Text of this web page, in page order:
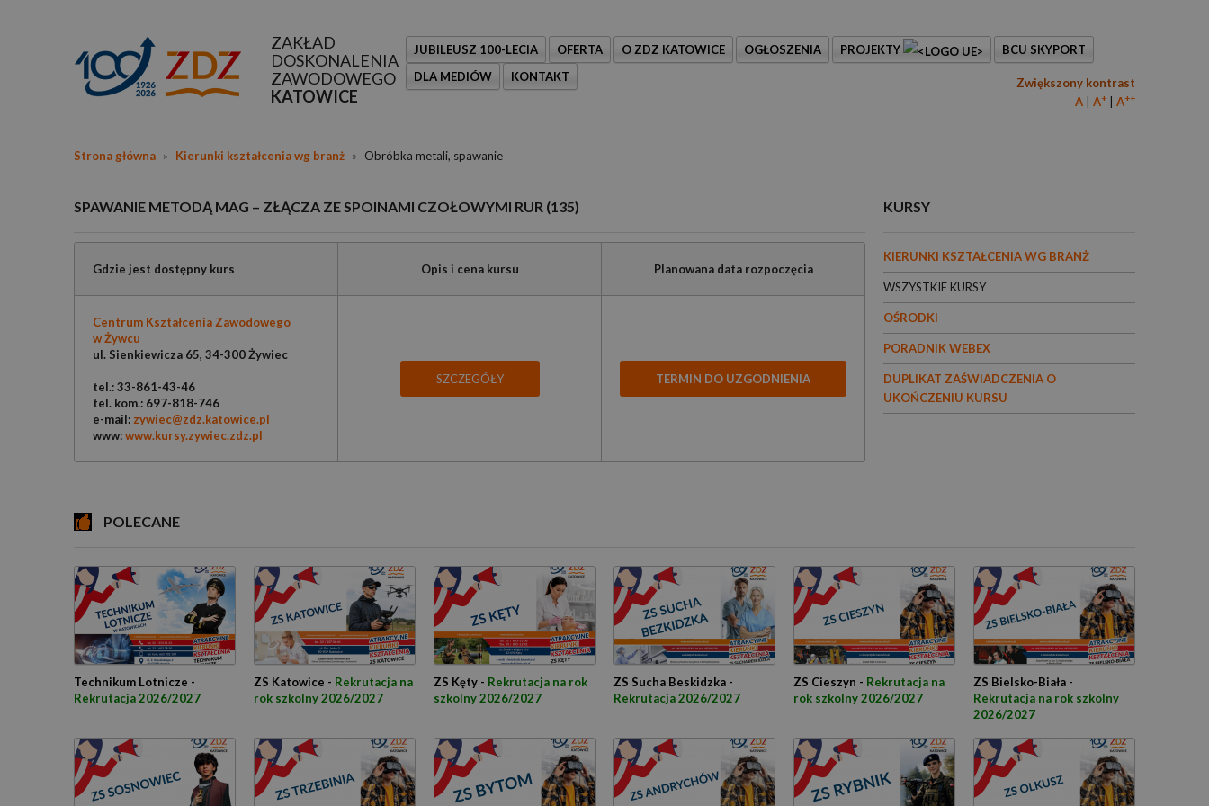
ZAKŁAD
DOSKONALENIA
ZAWODOWEGO
KATOWICE
JUBILEUSZ 100-LECIA OFERTA O ZDZ KATOWICE OGŁOSZENIA PROJEKTY
BCU SKYPORT
DLA MEDIÓW
KONTAKT
Zwiększony kontrast
A
A+ A++
Strona główna » Kierunki kształcenia wg branż » Obróbka metali, spawanie
SPAWANIE METODĄ MAG – ZŁĄCZA ZE SPOINAMI CZOŁOWYMI RUR (135)
Gdzie jest dostępny kurs Opis i cena kursu Planowana data rozpoczęcia
Centrum Kształcenia Zawodowego
w Żywcu
ul. Sienkiewicza 65, 34-300 Żywiec
tel.: 33-861-43-46
tel. kom.: 697-818-746
e-mail: zywiec@zdz.katowice.pl
www:www.kursy.zywiec.zdz.pl
SZCZEGÓŁY TERMIN DO UZGODNIENIA
KURSY
KIERUNKI KSZTAŁCENIA WG BRANŻ
WSZYSTKIE KURSY
OŚRODKI
PORADNIK WEBEX
DUPLIKAT ZAŚWIADCZENIA O
UKOŃCZENIU KURSU
POLECANE
Technikum Lotnicze -
Rekrutacja 2026/2027
ZS Katowice - Rekrutacja na
rok szkolny 2026/2027
ZS Kęty - Rekrutacja na rok
szkolny 2026/2027
ZS Sucha Beskidzka -
Rekrutacja 2026/2027
ZS Cieszyn - Rekrutacja na
rok szkolny 2026/2027
ZS Bielsko-Biała -
Rekrutacja na rok szkolny
2026/2027